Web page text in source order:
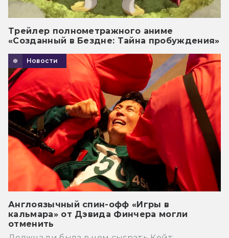
Трейлер полнометражного аниме
«Созданный в Бездне: Тайна пробуждения»
Новости
Англоязычный спин-офф «Игры в
кальмара» от Дэвида Финчера могли
отменить